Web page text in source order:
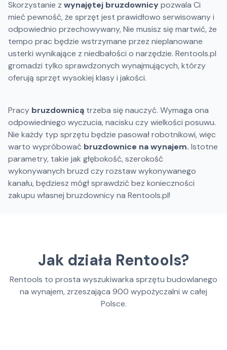
Skorzystanie z wynajętej bruzdownicypozwala Ci
mieć pewność, że sprzęt jest prawidłowo serwisowany i
odpowiednio przechowywany, Nie musisz się martwić, że
tempo prac będzie wstrzymane przez nieplanowane
usterki wynikające z niedbałości o narzędzie. Rentools.pl
gromadzi tylko sprawdzonych wynajmujących, którzy
oferują sprzęt wysokiej klasy i jakości.
Pracy bruzdownicą trzeba się nauczyć. Wymaga ona
odpowiedniego wyczucia, nacisku czy wielkości posuwu.
Nie każdy typ sprzętu będzie pasował robotnikowi, więc
warto wypróbować bruzdownice na wynajem. Istotne
parametry, takie jak głębokość, szerokość
wykonywanych bruzd czy rozstaw wykonywanego
kanału, będziesz mógł sprawdzić bez konieczności
zakupu własnej bruzdownicy na Rentools.pl!
Jak działa Rentools?
Rentools to prosta wyszukiwarka sprzętu budowlanego
na wynajem, zrzeszająca 900 wypożyczalni w całej
Polsce.